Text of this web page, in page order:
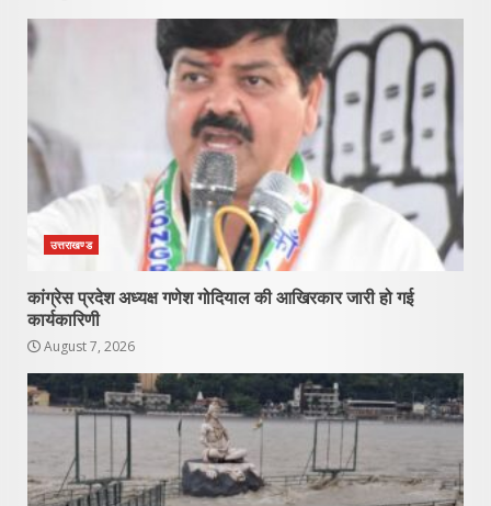
उत्तराखण्ड
कांग्रेस प्रदेश अध्यक्ष गणेश गोदियाल की आखिरकार जारी हो गई
कार्यकारिणी
August 7, 2026